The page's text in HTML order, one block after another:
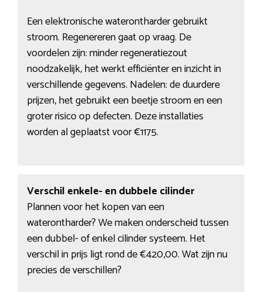
Een elektronische waterontharder gebruikt
stroom. Regenereren gaat op vraag. De
voordelen zijn: minder regeneratiezout
noodzakelijk, het werkt efficiënter en inzicht in
verschillende gegevens. Nadelen: de duurdere
prijzen, het gebruikt een beetje stroom en een
groter risico op defecten. Deze installaties
worden al geplaatst voor €1175.
Verschil enkele- en dubbele cilinder
Plannen voor het kopen van een
waterontharder? We maken onderscheid tussen
een dubbel- of enkel cilinder systeem. Het
verschil in prijs ligt rond de €420,00. Wat zijn nu
precies de verschillen?